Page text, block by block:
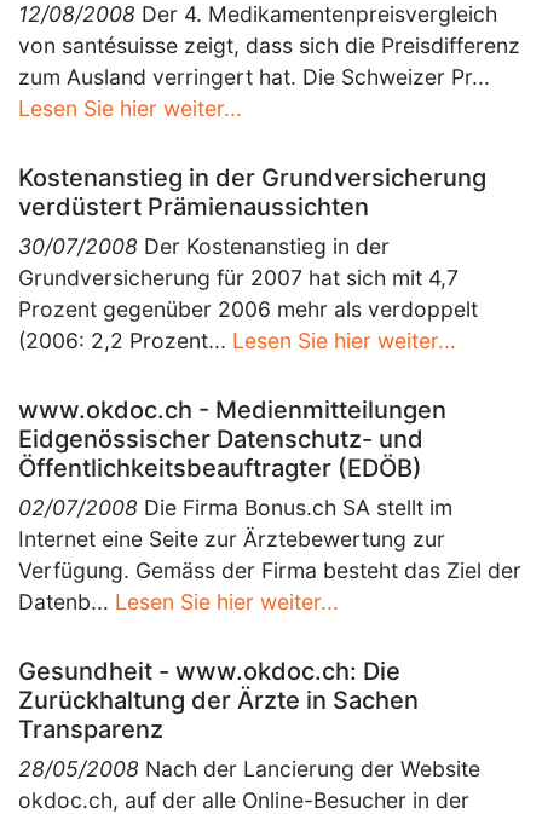
12/08/2008 Der 4. Medikamentenpreisvergleich
von santésuisse zeigt, dass sich die Preisdifferenz
zum Ausland verringert hat. Die Schweizer Pr...
Lesen Sie hier weiter...
Kostenanstieg in der Grundversicherung
verdüstert Prämienaussichten
30/07/2008 Der Kostenanstieg in der
Grundversicherung für 2007 hat sich mit 4,7
Prozent gegenüber 2006 mehr als verdoppelt
(2006: 2,2 Prozent... Lesen Sie hier weiter...
www.okdoc.ch - Medienmitteilungen
Eidgenössischer Datenschutz- und
Öffentlichkeitsbeauftragter (EDÖB)
02/07/2008 Die Firma Bonus.ch SA stellt im
Internet eine Seite zur Ärztebewertung zur
Verfügung. Gemäss der Firma besteht das Ziel der
Datenb... Lesen Sie hier weiter...
Gesundheit - www.okdoc.ch: Die
Zurückhaltung der Ärzte in Sachen
Transparenz
28/05/2008 Nach der Lancierung der Website
okdoc.ch, auf der alle Online-Besucher in der